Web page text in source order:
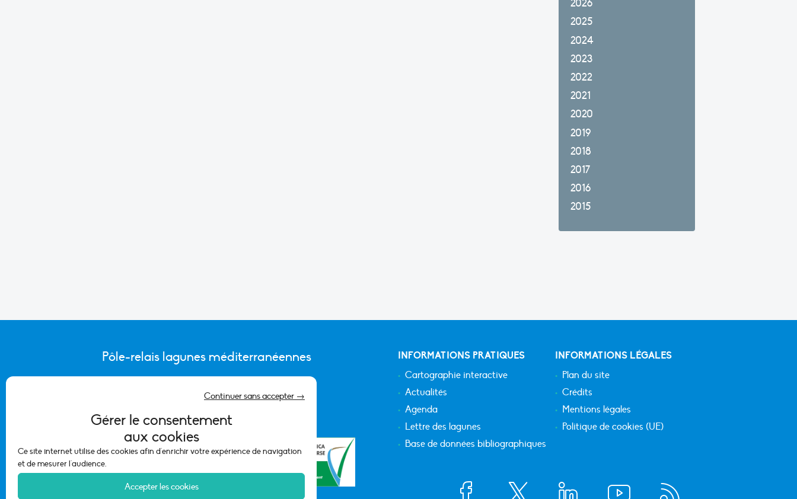
Gérer le consentement
aux cookies
Ce site internet utilise des cookies afin d'enrichir votre expérience de navigation
et de mesurer l'audience.
Accepter les cookies
Continuer sans accepter →
2026
2025
2024
2023
2022
2021
2020
2019
2018
2017
2016
2015
Pôle-relais lagunes méditerranéennes
CONTACTER L’ÉQUIPE DU PÔLE
INFORMATIONS PRATIQUES
Cartographie interactive
Actualités
Agenda
Lettre des lagunes
Base de données bibliographiques
INFORMATIONS LÉGALES
Plan du site
Crédits
Mentions légales
Politique de cookies (UE)